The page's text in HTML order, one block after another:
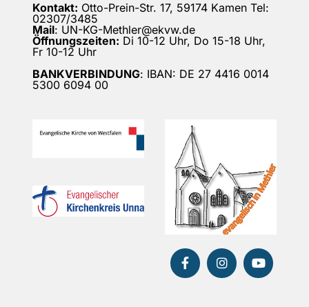
Kontakt: Otto-Prein-Str. 17, 59174 Kamen Tel:
02307/3485
Mail: UN-KG-Methler@ekvw.de
Öffnungszeiten: Di 10-12 Uhr, Do 15-18 Uhr,
Fr 10-12 Uhr
BANKVERBINDUNG: IBAN: DE 27 4416 0014
5300 6094 00